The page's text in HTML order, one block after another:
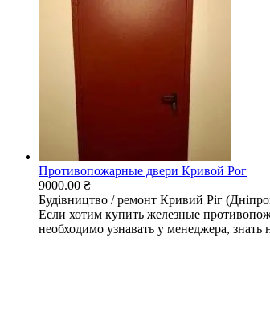
Противопожарные двери Кривой Рог
9000.00 ₴
Будівництво / ремонт Кривий Ріг
Если хотим купить железные
необходимо узнавать у менеджера, знать